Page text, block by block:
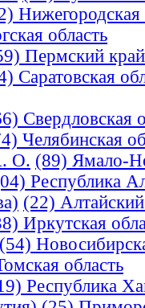
Нижегородская
область
Пермский край
Саратовская
Свердловская
Челябинская
О. (89) Ямало-
Республика
(22)
Иркутская
(54)
область
Республика